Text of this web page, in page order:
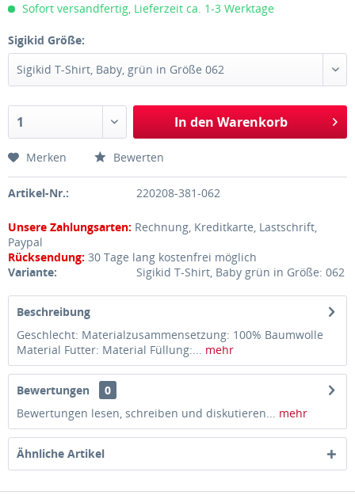
Sofort versandfertig, Lieferzeit ca. 1-3 Werktage
Sigikid Größe:
In den Warenkorb
Merken Bewerten
Artikel-Nr.: 220208-381-062
Unsere Zahlungsarten: Rechnung, Kreditkarte, Lastschrift,
Paypal
Rücksendung: 30 Tage lang kostenfrei möglich
Variante:
Sigikid T-Shirt, Baby grün in Größe: 062
Beschreibung
Geschlecht: Materialzusammensetzung: 100% Baumwolle
Material Futter: Material Füllung:... mehr
Bewertungen
0
Bewertungen lesen, schreiben und diskutieren... mehr
Ähnliche Artikel